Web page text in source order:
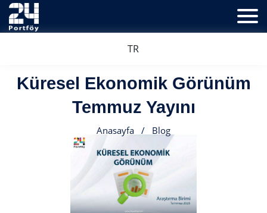
TR
Küresel Ekonomik Görünüm
Temmuz Yayını
Anasayfa / Blog